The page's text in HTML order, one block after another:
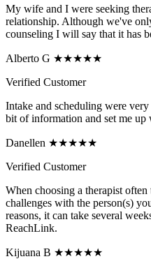
My wife and I were seeking
relationship. Although we've
counseling I will say that it has
Alberto G ★★★★★
Verified Customer
Intake and scheduling were
bit of information and set me up
Danellen ★★★★★
Verified Customer
When choosing a therapist
challenges with the person(s)
reasons, it can take several
ReachLink.
Kijuana B ★★★★★